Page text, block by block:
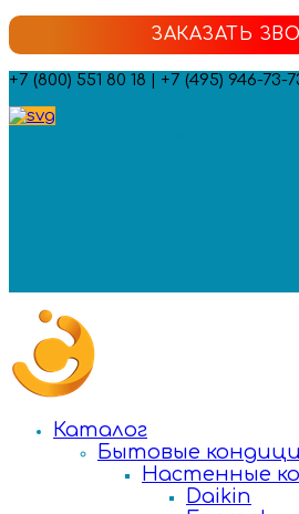
ЗАКАЗАТЬ
+7 (800) 551 80 18 | +7 (495) 946-73-
Каталог
Бытовые
Настенные
Daikin